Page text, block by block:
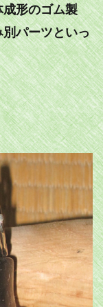
形のゴム製
パーツといっ